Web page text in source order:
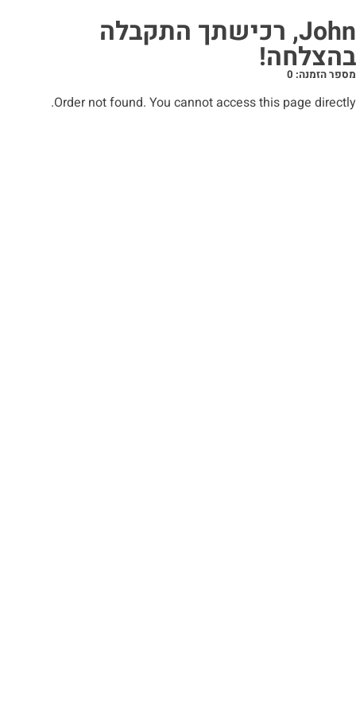
John, רכישתך התקבלה
בהצלחה!
מספר הזמנה: 0
Order not found. You cannot access this page directly.